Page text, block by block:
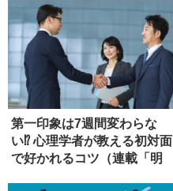
第一印象は7週間変わらな
い⁉ 心理学者が教える初対面
で好かれるコツ（連載「明